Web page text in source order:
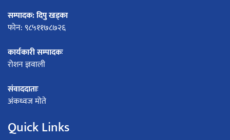
सम्पादक: दिपु खड्का
फोन: ९८५११७८७२६
कार्यकारी सम्पादकः
रोशन ज्ञवाली
संवाददाताः
अंकध्वज मोते
Quick Links